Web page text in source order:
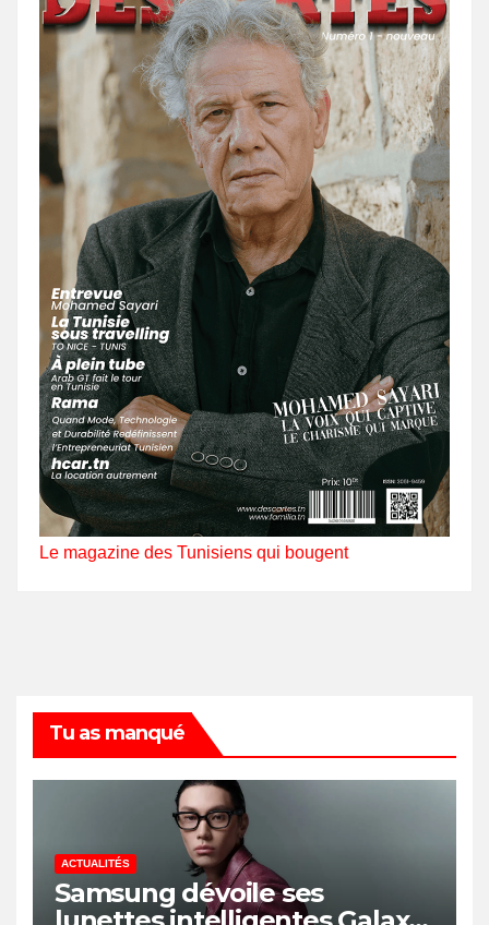
Le magazine des Tunisiens qui bougent
Tu as manqué
ACTUALITÉS
Samsung dévoile ses